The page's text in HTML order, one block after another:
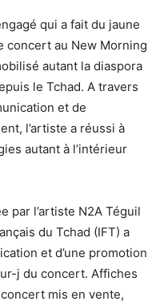
qui a fait du jaune
concert au New Morning
autant la diaspora
le Tchad. A travers
et de
l’artiste a réussi à
autant à l’intérieur
par l’artiste N2A Téguil
du Tchad (IFT) a
et d’une promotion
j du concert. Affiches
mis en vente,